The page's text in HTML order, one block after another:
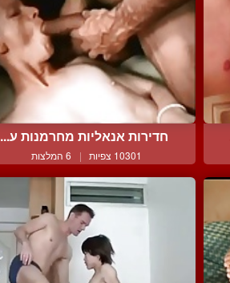
חדירות אנאליות מחרמנות ע...
10301 צפיות | 6 המלצות